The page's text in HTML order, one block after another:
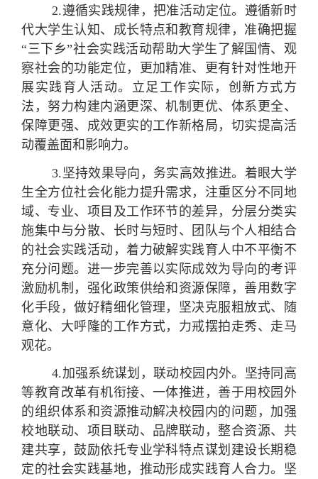
2.遵循实践规律，把准活动定位。 遵循新时
代大学生认知、成长特点和教育规律，准确把握
“三下乡”社会实践活动帮助大学生了解国情、观
察社会的功能定位，更加精准、更有针对性地开
展实践育人活动。立足工作实际，创新方式方
法，努力构建内涵更深、机制更优、体系更全、
保障更强、成效更实的工作新格局，切实提高活
动覆盖面和影响力。
3. 坚持效果导向， 务实高效推进。 着眼大学
生全方位社会化能力提升需求，注重区分不同地
域、专业、项目及工作环节的差异，分层分类实
施集中与分散、长时与短时、团队与个人相结合
的社会实践活动，着力破解实践育人中不平衡不
充分问题。进一步完善以实际成效为导向的考评
激励机制，强化政策供给和资源保障，善用数字
化手段，做好精细化管理，坚决克服粗放式、随
意化、大呼隆的工作方式，力戒摆拍走秀、走马
观花。
4.加强系统谋划，联动校园内外。
坚持同高
等教育改革有机衔接、一体推进，善于用校园外
的组织体系和资源推动解决校园内的问题，加强
校地联动、项目联动、品牌联动，整合资源、共
建共享，鼓励依托专业学科特点谋划建设长期稳
定的社会实践基地，推动形成实践育人合力。坚